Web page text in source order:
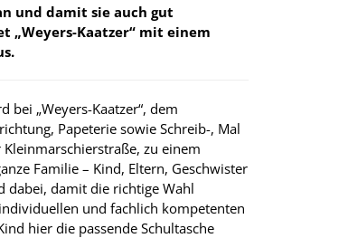
und damit sie auch gut
„Weyers-Kaatzer“ mit einem
bei „Weyers-Kaatzer“, dem
Papeterie sowie Schreib-, Mal
zu einem
Familie – Kind, Eltern, Geschwister
dabei, damit die richtige Wahl
und fachlich kompetenten
hier die passende Schultasche